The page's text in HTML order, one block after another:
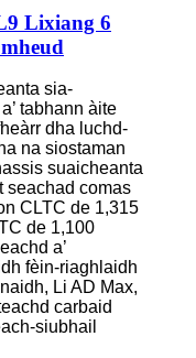
Lixiang 6
sia-
tabhann àite
dha luchd-
na siostaman
suaicheanta
seachad comas
CLTC de 1,315
de 1,100
a’
fèin-riaghlaidh
Li AD Max,
carbaid
siubhail